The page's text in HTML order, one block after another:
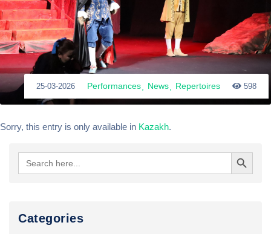
25-03-2026 Performances News Repertoires 598
Sorry, this entry is only available in Kazakh.
Search
for:
Search Button
Сategories